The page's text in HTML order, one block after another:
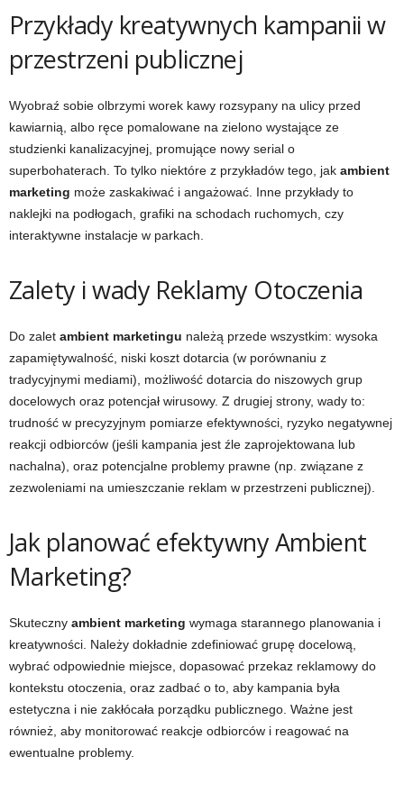
Przykłady kreatywnych kampanii w
przestrzeni publicznej
Wyobraź sobie olbrzymi worek kawy rozsypany na ulicy przed
kawiarnią, albo ręce pomalowane na zielono wystające ze
studzienki kanalizacyjnej, promujące nowy serial o
superbohaterach. To tylko niektóre z przykładów tego, jak ambient
marketing może zaskakiwać i angażować. Inne przykłady to
naklejki na podłogach, grafiki na schodach ruchomych, czy
interaktywne instalacje w parkach.
Zalety i wady Reklamy Otoczenia
Do zalet ambient marketingu należą przede wszystkim: wysoka
zapamiętywalność, niski koszt dotarcia (w porównaniu z
tradycyjnymi mediami), możliwość dotarcia do niszowych grup
docelowych oraz potencjał wirusowy. Z drugiej strony, wady to:
trudność w precyzyjnym pomiarze efektywności, ryzyko negatywnej
reakcji odbiorców (jeśli kampania jest źle zaprojektowana lub
nachalna), oraz potencjalne problemy prawne (np. związane z
zezwoleniami na umieszczanie reklam w przestrzeni publicznej).
Jak planować efektywny Ambient
Marketing?
Skuteczny ambient marketing wymaga starannego planowania i
kreatywności. Należy dokładnie zdefiniować grupę docelową,
wybrać odpowiednie miejsce, dopasować przekaz reklamowy do
kontekstu otoczenia, oraz zadbać o to, aby kampania była
estetyczna i nie zakłócała porządku publicznego. Ważne jest
również, aby monitorować reakcje odbiorców i reagować na
ewentualne problemy.